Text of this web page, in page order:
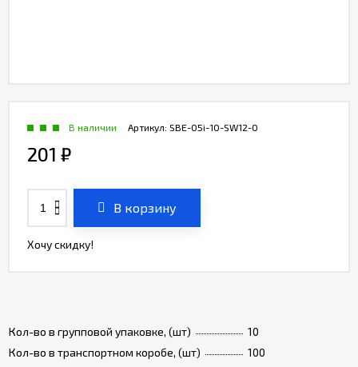
Кол-во в групповой упаковке, (шт)
10
Кол-во в транспортном коробе, (шт)
100
Артикул: SBE-05i-10-SW12-0
В наличии
201 ₽
В корзину
Хочу скидку!